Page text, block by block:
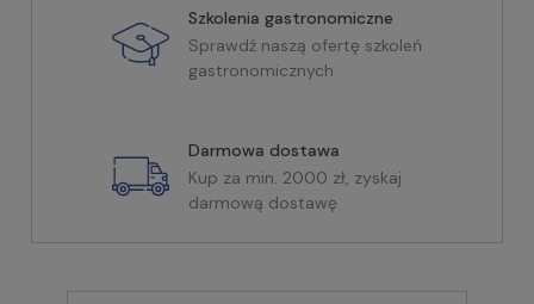
Szkolenia gastronomiczne
Sprawdź naszą ofertę szkoleń
gastronomicznych
Darmowa dostawa
Kup za min. 2000 zł, zyskaj
darmową dostawę